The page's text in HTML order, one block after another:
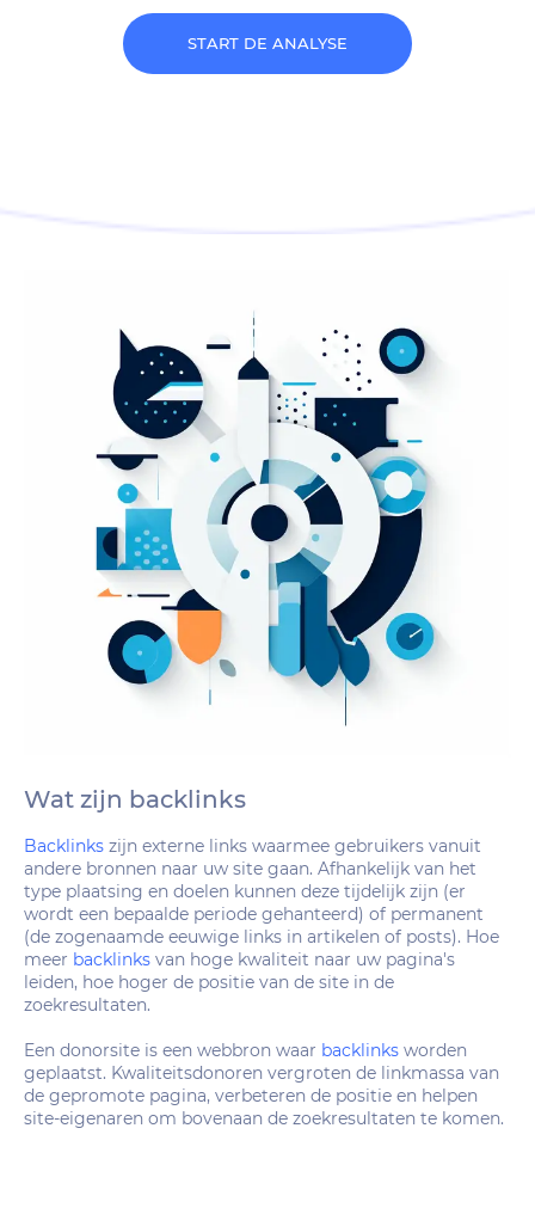
START DE ANALYSE
Wat zijn backlinks
Backlinks zijn externe links waarmee gebruikers vanuit
andere bronnen naar uw site gaan. Afhankelijk van het
type plaatsing en doelen kunnen deze tijdelijk zijn (er
wordt een bepaalde periode gehanteerd) of permanent
(de zogenaamde eeuwige links in artikelen of posts). Hoe
meer backlinks van hoge kwaliteit naar uw pagina's
leiden, hoe hoger de positie van de site in de
zoekresultaten.
Een donorsite is een webbron waar backlinks worden
geplaatst. Kwaliteitsdonoren vergroten de linkmassa van
de gepromote pagina, verbeteren de positie en helpen
site-eigenaren om bovenaan de zoekresultaten te komen.